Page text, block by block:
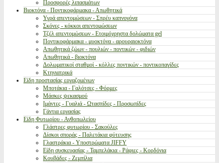
Προσφορές λιπασμάτων
Βιοκτόνα - Ποντικοφάρμακα - Απωθητικά
Υγρά απεντομώσεων - Σπρέυ καπνογόνα
Σκόνες - κόκκοι απεντομώσεων
Τζέλ απεντομώσεων - Ετοιμόχρηστα δολώματα gel
Ποντικοφάρμακα - μυοκτόνα - αρουραιοκτόνα
Απωθητικά ζώων - πουλιών - ποντικών - φιδιών
Απωθητικά - βιοκτόνα
Δολωματικοί σταθμοί - κόλλες ποντικών - ποντικοπαγίδες
Κτηνιατρικά
Είδη προστασίας εργαζομένων
Μποτάκια - Γαλότσες - Φόρμες
Μάσκες ψεκασμού
Ιμάντες - Γυαλιά - Ωτασπίδες - Προσωπίδες
Γάντια εργασίας
Είδη Φυτωρίου - Ανθοπωλείου
Γλάστρες φυτωρίου - Σακούλες
Δίσκοι σποράς - Παλετάκια φύτευσης
Γλαστράκια - Υποστρώματα JIFFY
Είδη συσκευασίας - Ταμπελάκια - Ράφιες - Κορδόνια
Κουβάδες - Ζεμπίλια